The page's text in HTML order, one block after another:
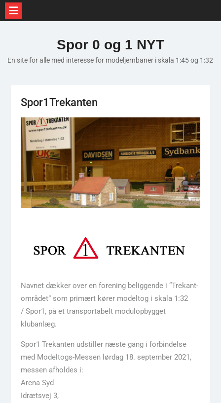
Spor 0 og 1 NYT
En site for alle med interesse for modeljernbaner i skala 1:45 og 1:32
Spor1Trekanten
Navnet dækker over en forening beliggende i “Trekant-
området” som primært kører modeltog i skala 1:32
/ Spor1, på et transportabelt modulopbygget
klubanlæg.
Spor1 Trekanten udstiller næste gang i forbindelse
med Modeltogs-Messen lørdag 18. september 2021,
messen afholdes i:
Arena Syd
Idrætsvej 3,